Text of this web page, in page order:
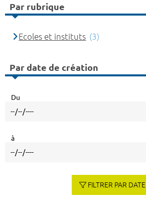
Par rubrique
Ecoles et instituts (3)
Par date de création
Du
à
FILTRER PAR DATE